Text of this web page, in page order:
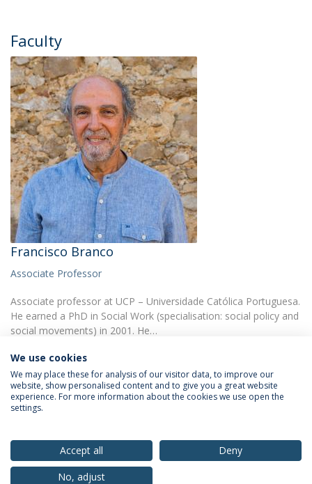
Faculty
Francisco Branco
Associate Professor
Associate professor at UCP – Universidade Católica Portuguesa.
He earned a PhD in Social Work (specialisation: social policy and
social movements) in 2001. He…
Privacy Policy
We use cookies
We may place these for analysis of our visitor data, to improve our
website, show personalised content and to give you a great website
experience. For more information about the cookies we use open the
settings.
Accept all
Deny
No, adjust